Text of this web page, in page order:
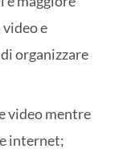
e
organizzare
video mentre
internet;